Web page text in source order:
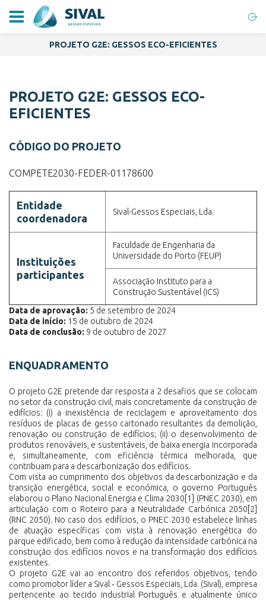
PROJETO G2E: GESSOS ECO-EFICIENTES
PROJETO G2E: GESSOS ECO-
EFICIENTES
CÓDIGO DO PROJETO
COMPETE2030-FEDER-01178600
Entidade
coordenadora
Sival-Gessos Especiais, Lda.
Instituições
participantes
Faculdade de Engenharia da
Universidade do Porto (FEUP)
Associação Instituto para a
Construção Sustentável (ICS)
Data de aprovação: 5 de setembro de 2024
Data de início: 15 de outubro de 2024
Data de conclusão: 9 de outubro de 2027
ENQUADRAMENTO
O projeto G2E pretende dar resposta a 2 desafios que se colocam
no setor da construção civil, mais concretamente da construção de
edifícios: (i) a inexistência de reciclagem e aproveitamento dos
resíduos de placas de gesso cartonado resultantes da demolição,
renovação ou construção de edifícios; (ii) o desenvolvimento de
produtos renováveis, e sustentáveis, de baixa energia incorporada
e, simultaneamente, com eficiência térmica melhorada, que
contribuam para a descarbonização dos edifícios.
Com vista ao cumprimento dos objetivos da descarbonização e da
transição energética, social e económica, o governo Português
elaborou o Plano Nacional Energia e Clima 2030 [1]
(PNEC 2030), em
articulação com o Roteiro para a Neutralidade Carbónica 2050 [2]
(RNC 2050). No caso dos edifícios, o PNEC 2030 estabelece linhas
de atuação específicas com vista à renovação energética do
parque edificado, bem como à redução da intensidade carbónica na
construção dos edifícios novos e na transformação dos edifícios
existentes.
O projeto G2E vai ao encontro dos referidos objetivos, tendo
como promotor líder a Sival ‑ Gessos Especiais, Lda. (Sival), empresa
pertencente ao tecido industrial Português e atualmente único